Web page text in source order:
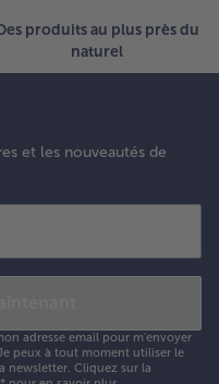
produits au plus près du
naturel
et les nouveautés de
adresse email pour m'envoyer
peux à tout moment utiliser le
newsletter. Cliquez sur la